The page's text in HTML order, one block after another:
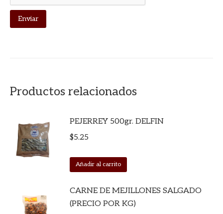
Productos relacionados
PEJERREY 500gr. DELFIN
$5.25
Añadir al carrito
CARNE DE MEJILLONES SALGADO
(PRECIO POR KG)